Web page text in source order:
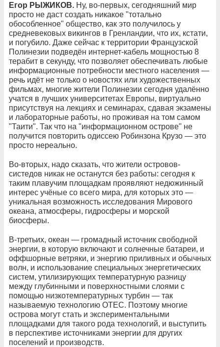
Егор РЫЖИКОВ. Ну, во-первых, сегодняшний мир
просто не даст создать никакое "тотально
обособленное" общество, как это получилось у
средневековых викингов в Гренландии, что их, кстати,
и погубило. Даже сейчас к территории Французской
Полинезии подведён интернет-кабель мощностью 8
терабит в секунду, что позволяет обеспечивать любые
информационные потребности местного населения —
речь идёт не только о новостях или художественных
фильмах, многие жители Полинезии сегодня удалённо
учатся в лучших университетах Европы, виртуально
присутствуя на лекциях и семинарах, сдавая экзамены
и лабораторные работы, но проживая на том самом
"Таити". Так что на "информационном острове" не
получится повторить одиссею Робинзона Крузо — это
просто нереально.
Во-вторых, надо сказать, что жители островов-
систедов никак не останутся без работы: сегодня к
таким плавучим площадкам проявляют недюжинный
интерес учёные со всего мира, для которых это —
уникальная возможность исследования Мирового
океана, атмосферы, гидросферы и морской
биосферы.
В-третьих, океан — громадный источник свободной
энергии, в которую включают и солнечные батареи, и
оффшорные ветряки, и энергию приливных и обычных
волн, и использование специальных энергетических
систем, утилизирующих температурную разницу
между глубинными и поверхностными слоями с
помощью низкотемпературных турбин — так
называемую технологию OTEC. Поэтому многие
острова могут стать и экспериментальными
площадками для такого рода технологий, и выступить
в перспективе источниками энергии для других
поселений и производств.